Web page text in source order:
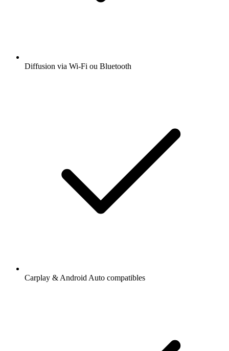
Diffusion via Wi-Fi ou Bluetooth
Carplay & Android Auto compatibles